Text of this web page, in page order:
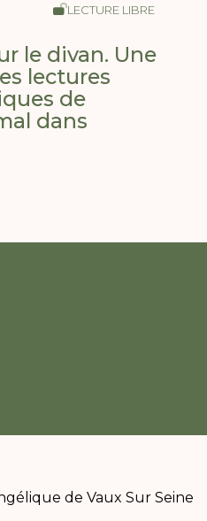
LECTURE LIBRE
le divan. Une
lectures
de
dans
de Vaux Sur Seine